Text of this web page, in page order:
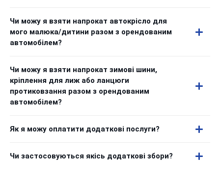
Чи можу я взяти напрокат автокрісло для
мого малюка/дитини разом з орендованим
автомобілем?
Чи можу я взяти напрокат зимові шини,
кріплення для лиж або ланцюги
протиковзання разом з орендованим
автомобілем?
Як я можу оплатити додаткові послуги?
Чи застосовуються якісь додаткові збори?